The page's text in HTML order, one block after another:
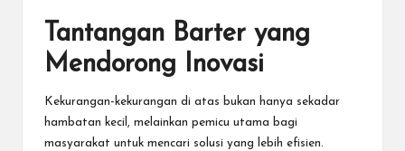
Tantangan Barter yang
Mendorong Inovasi
Kekurangan-kekurangan di atas bukan hanya sekadar
hambatan kecil, melainkan pemicu utama bagi
masyarakat untuk mencari solusi yang lebih efisien.